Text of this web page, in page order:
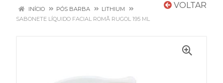
VOLTAR
INÍCIO PÓS BARBA
LITHIUM
SABONETE LÍQUIDO FACIAL ROMÃ RUGOL 195 ML